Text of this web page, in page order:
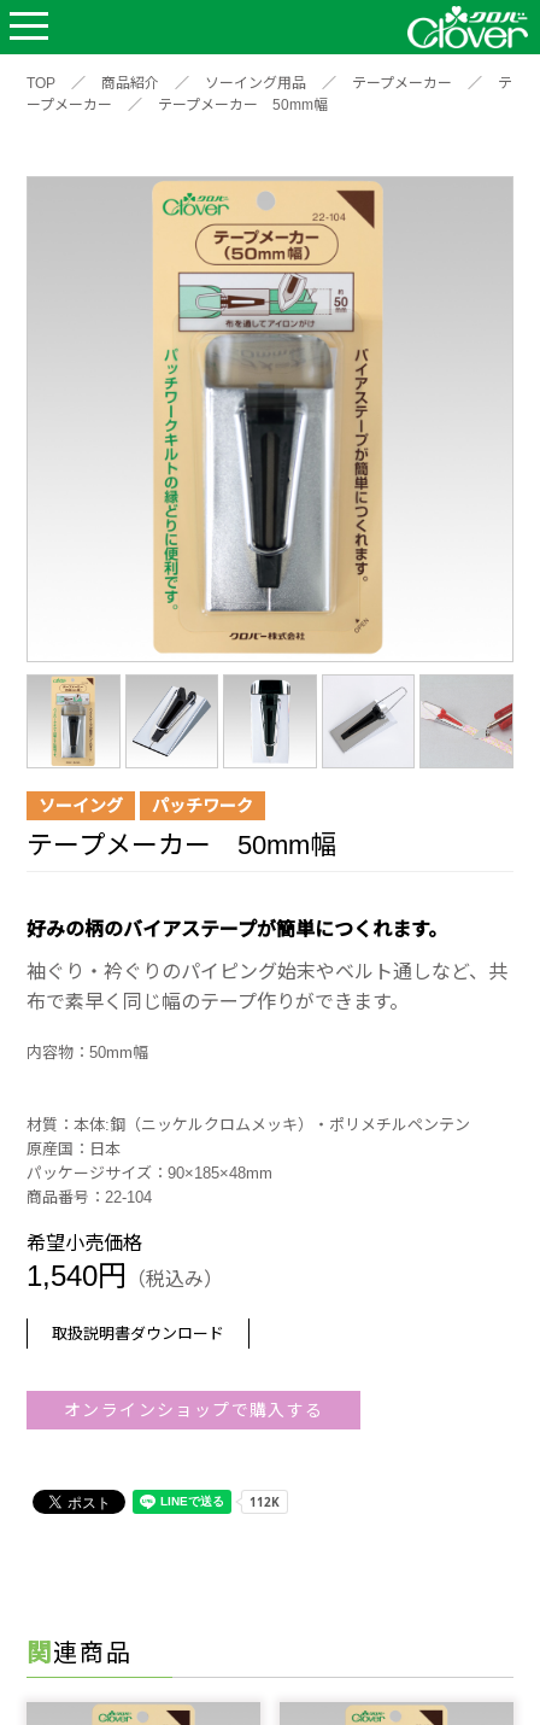
TOP ／ 商品紹介 ／ ソーイング用品 ／ テープメーカー ／
テ
ープメーカー
／ テープメーカー 50mm幅
ソーイング パッチワーク
テープメーカー 50mm幅
好みの柄のバイアステープが簡単につくれます。
袖ぐり・衿ぐりのパイピング始末やベルト通しなど、共
布で素早く同じ幅のテープ作りができます。
内容物：50mm幅
材質：本体:鋼（ニッケルクロムメッキ）・ポリメチルペンテン
原産国：日本
パッケージサイズ：90×185×48mm
商品番号：22-104
希望小売価格
1,540円 （税込み）
取扱説明書ダウンロード
オンラインショップで購入する
関連商品